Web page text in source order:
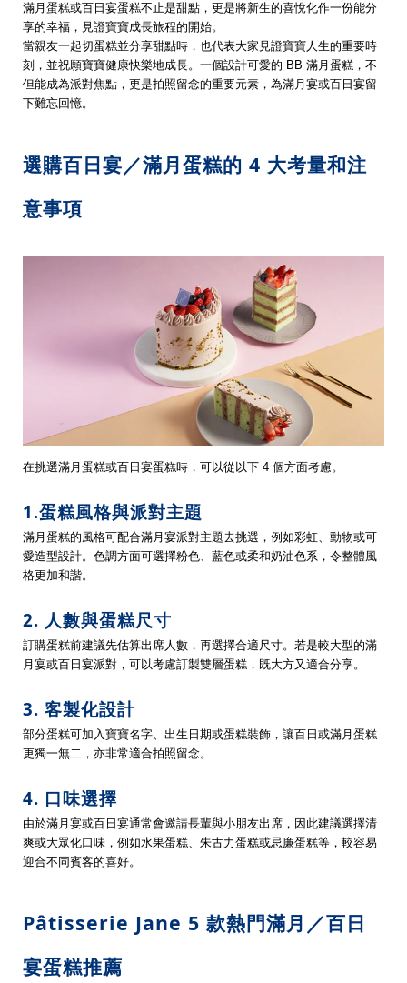
滿月蛋糕或百日宴蛋糕不止是甜點，更是將新生的喜悅化作一份能分
享的幸福，見證寶寶成長旅程的開始。
當親友一起切蛋糕並分享甜點時，也代表大家見證寶寶人生的重要時
刻，並祝願寶寶健康快樂地成長。一個設計可愛的 BB 滿月蛋糕，不
但能成為派對焦點，更是拍照留念的重要元素，為滿月宴或百日宴留
下難忘回憶。
選購百日宴／滿月蛋糕的 4 大考量和注
意事項
在挑選滿月蛋糕或百日宴蛋糕時，可以從以下 4 個方面考慮。
1.蛋糕風格與派對主題
滿月蛋糕的風格可配合滿月宴派對主題去挑選，例如彩虹、動物或可
愛造型設計。色調方面可選擇粉色、藍色或柔和奶油色系，令整體風
格更加和諧。
2. 人數與蛋糕尺寸
訂購蛋糕前建議先估算出席人數，再選擇合適尺寸。若是較大型的滿
月宴或百日宴派對，可以考慮訂製雙層蛋糕，既大方又適合分享。
3. 客製化設計
部分蛋糕可加入寶寶名字、出生日期或蛋糕裝飾，讓百日或滿月蛋糕
更獨一無二，亦非常適合拍照留念。
4. 口味選擇
由於滿月宴或百日宴通常會邀請長輩與小朋友出席，因此建議選擇清
爽或大眾化口味，例如水果蛋糕、朱古力蛋糕或忌廉蛋糕等，較容易
迎合不同賓客的喜好。
Pâtisserie Jane 5 款熱門滿月／百日
宴蛋糕推薦